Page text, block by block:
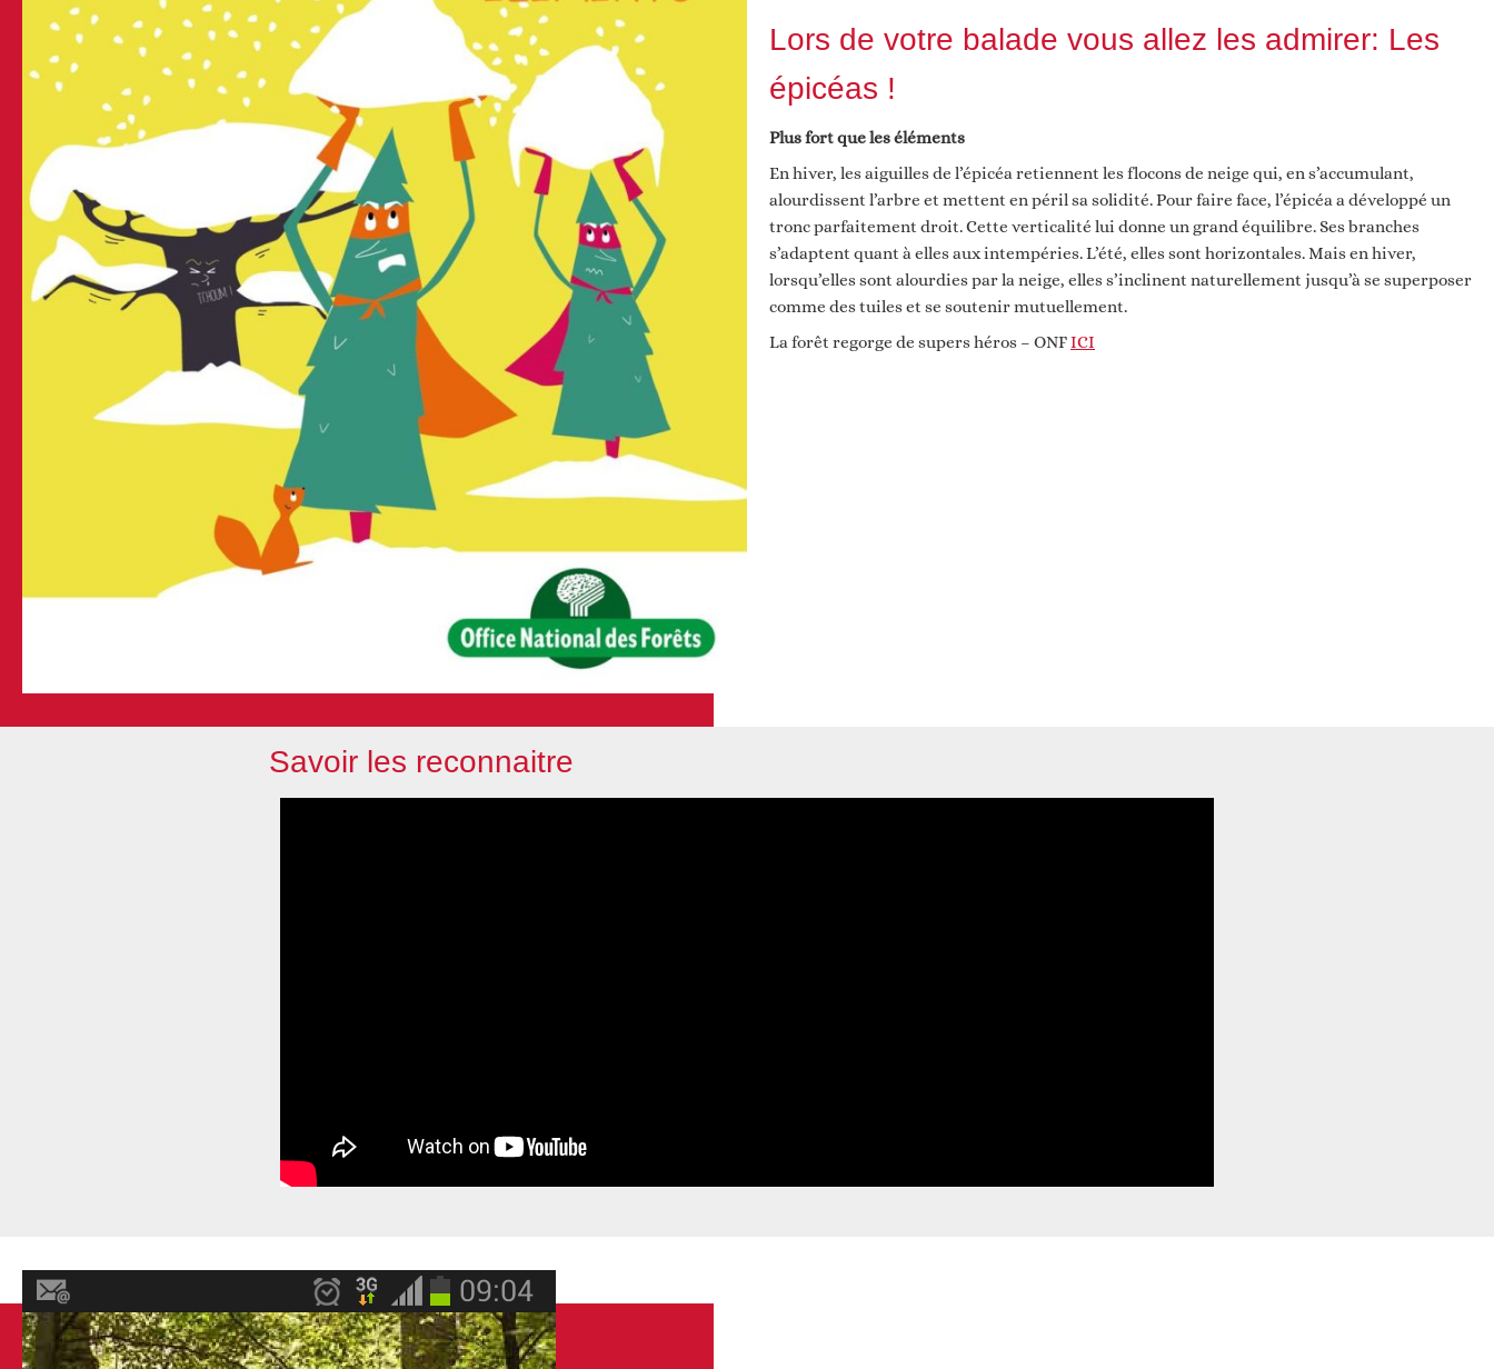
Lors de votre balade vous allez les admirer: Les
épicéas !
Plus fort que les éléments
En hiver, les aiguilles de l’épicéa retiennent les flocons de neige qui, en s’accumulant,
alourdissent l’arbre et mettent en péril sa solidité. Pour faire face, l’épicéa a développé un
tronc parfaitement droit. Cette verticalité lui donne un grand équilibre. Ses branches
s’adaptent quant à elles aux intempéries. L’été, elles sont horizontales. Mais en hiver,
lorsqu’elles sont alourdies par la neige, elles s’inclinent naturellement jusqu’à se superposer
comme des tuiles et se soutenir mutuellement.
La forêt regorge de supers héros – ONFICI
Savoir les reconnaitre